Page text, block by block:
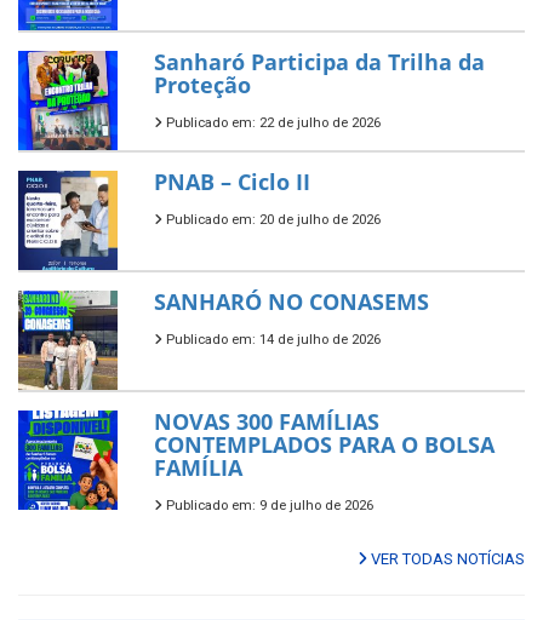
Sanharó Participa da Trilha da
Proteção
Publicado em: 22 de julho de 2026
PNAB – Ciclo II
Publicado em: 20 de julho de 2026
SANHARÓ NO CONASEMS
Publicado em: 14 de julho de 2026
NOVAS 300 FAMÍLIAS
CONTEMPLADOS PARA O BOLSA
FAMÍLIA
Publicado em: 9 de julho de 2026
VER TODAS NOTÍCIAS